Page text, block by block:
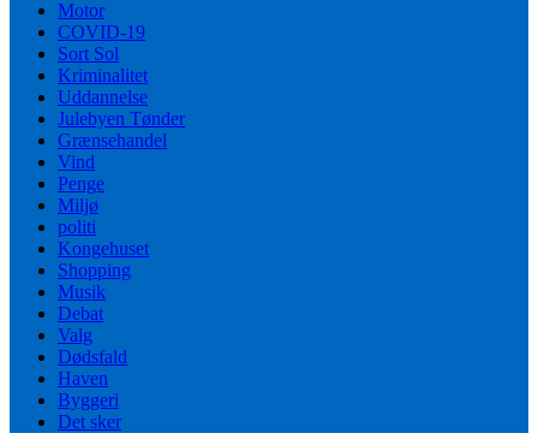
Motor
COVID-19
Sort Sol
Kriminalitet
Uddannelse
Julebyen Tønder
Grænsehandel
Vind
Penge
Miljø
politi
Kongehuset
Shopping
Musik
Debat
Valg
Dødsfald
Haven
Byggeri
Det sker